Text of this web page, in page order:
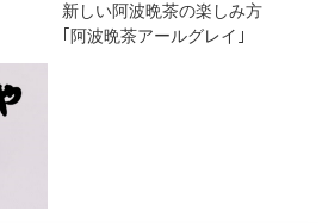
新しい阿波晩茶の楽しみ方
｢阿波晩茶アールグレイ｣